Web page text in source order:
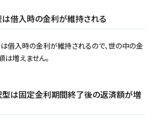
借入時の金利が維持される
借入時の金利が維持されるので、世の中の金
増えません。
は固定金利期間終了後の返済額が増